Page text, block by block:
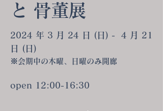
と 骨董展
2024 年 3 月 24 日 (日) - 4 月 21
日 (日)
※会期中の木曜、日曜のみ開廊
open 12:00-16:30